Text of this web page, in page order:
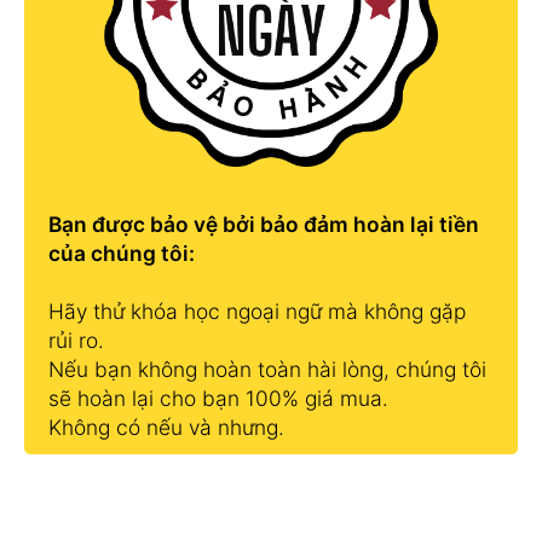
Bạn được bảo vệ bởi bảo đảm hoàn lại tiền
của chúng tôi:
Hãy thử khóa học ngoại ngữ mà không gặp
rủi ro.
Nếu bạn không hoàn toàn hài lòng, chúng tôi
sẽ hoàn lại cho bạn 100% giá mua.
Không có nếu và nhưng.